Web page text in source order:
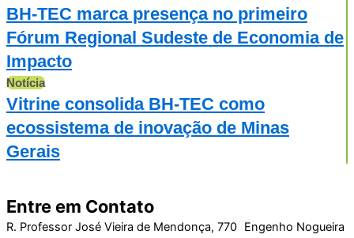
BH-TEC marca presença no primeiro
Fórum Regional Sudeste de Economia de
Impacto
Notícia
Vitrine consolida BH-TEC como
ecossistema de inovação de Minas
Gerais
Entre em Contato
R. Professor José Vieira de Mendonça, 770 Engenho Nogueira